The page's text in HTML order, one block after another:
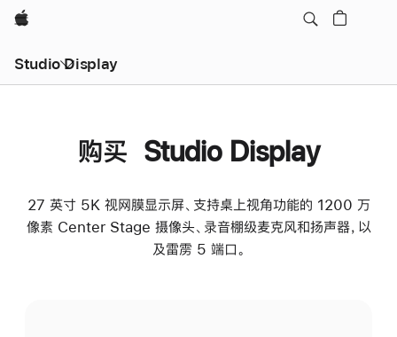
Apple
Studio Display
购买 Studio Display
27 英寸 5K 视网膜显示屏、支持桌上视角功能的 1200 万
像素 Center Stage 摄像头、录音棚级麦克风和扬声器，以
及雷雳 5 端口。